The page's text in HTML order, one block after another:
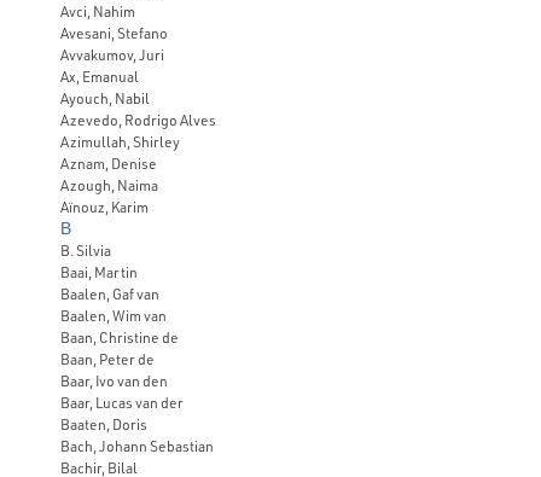
Avci, Nahim
Avesani, Stefano
Avvakumov, Juri
Ax, Emanual
Ayouch, Nabil
Azevedo, Rodrigo Alves
Azimullah, Shirley
Aznam, Denise
Azough, Naima
Aïnouz, Karim
B
B. Silvia
Baai, Martin
Baalen, Gaf van
Baalen, Wim van
Baan, Christine de
Baan, Peter de
Baar, Ivo van den
Baar, Lucas van der
Baaten, Doris
Bach, Johann Sebastian
Bachir, Bilal